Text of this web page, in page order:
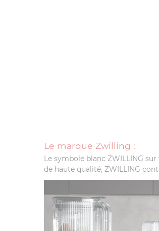
Le marque Zwilling :
Le symbole blanc ZWILLING
de haute qualité, ZWILLING